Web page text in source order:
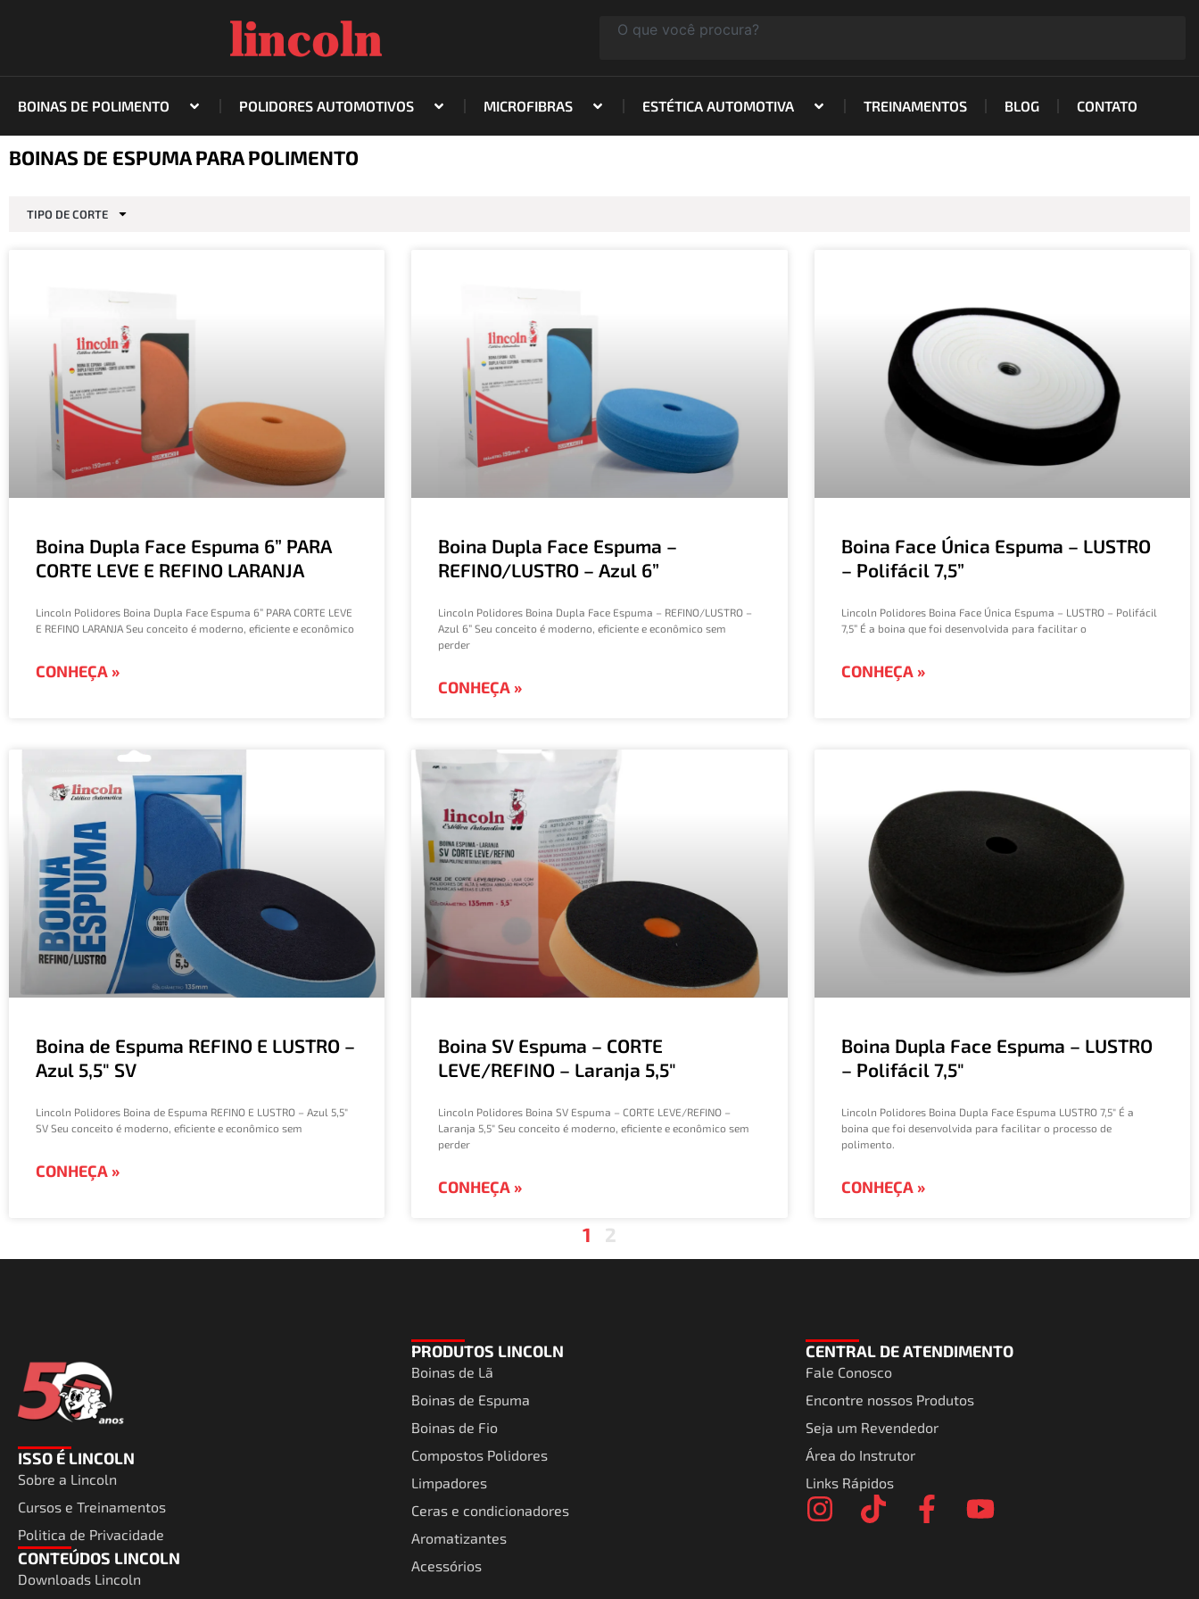
conteúdo
Pesquisar
BOINAS DE POLIMENTO POLIDORES AUTOMOTIVOS MICROFIBRAS ESTÉTICA AUTOMOTIVA TREINAMENTOS BLOG CONTATO
BOINAS DE ESPUMA PARA POLIMENTO
TIPO DE CORTE
Boina Dupla Face Espuma 6” PARA
CORTE LEVE E REFINO LARANJA
Lincoln Polidores Boina Dupla Face Espuma 6” PARA CORTE LEVE
E REFINO LARANJA Seu conceito é moderno, eficiente e econômico
CONHEÇA »
Boina Dupla Face Espuma –
REFINO/LUSTRO – Azul 6”
Lincoln Polidores Boina Dupla Face Espuma – REFINO/LUSTRO –
Azul 6” Seu conceito é moderno, eficiente e econômico sem
perder
CONHEÇA »
Boina Face Única Espuma – LUSTRO
– Polifácil 7,5”​
Lincoln Polidores Boina Face Única Espuma – LUSTRO – Polifácil
7,5” É a boina que foi desenvolvida para facilitar o
CONHEÇA »
Boina de Espuma REFINO E LUSTRO –
Azul 5,5″ SV
Lincoln Polidores Boina de Espuma REFINO E LUSTRO – Azul 5,5″
SV Seu conceito é moderno, eficiente e econômico sem
CONHEÇA »
Boina SV Espuma – CORTE
LEVE/REFINO – Laranja 5,5″
Lincoln Polidores Boina SV Espuma – CORTE LEVE/REFINO –
Laranja 5,5″ Seu conceito é moderno, eficiente e econômico sem
perder
CONHEÇA »
Boina Dupla Face Espuma – LUSTRO
– Polifácil 7,5″​
Lincoln Polidores Boina Dupla Face Espuma LUSTRO 7,5″​ É a
boina que foi desenvolvida para facilitar o processo de
polimento.
CONHEÇA »
1 2
ISSO É LINCOLN
Sobre a Lincoln
Cursos e Treinamentos
Politica de Privacidade
CONTEÚDOS LINCOLN
Downloads Lincoln
PRODUTOS LINCOLN
Boinas de Lã
Boinas de Espuma
Boinas de Fio
Compostos Polidores
Limpadores
Ceras e condicionadores
Aromatizantes
Acessórios
CENTRAL DE ATENDIMENTO
Fale Conosco
Encontre nossos Produtos
Seja um Revendedor
Área do Instrutor
Links Rápidos
I
T
F
Y